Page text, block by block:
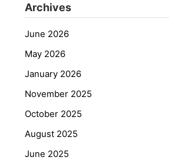
Archives
June 2026
May 2026
January 2026
November 2025
October 2025
August 2025
June 2025